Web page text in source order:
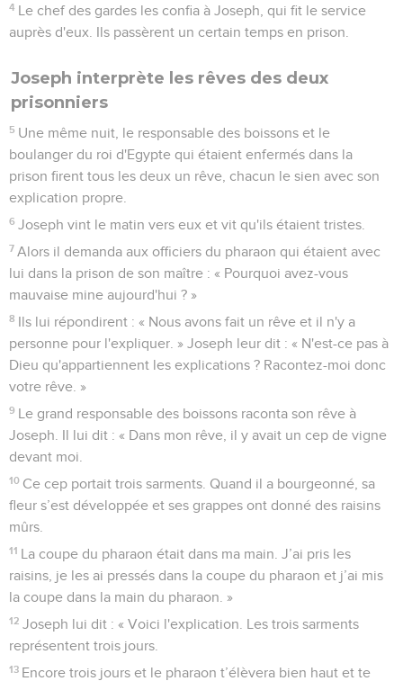
4 Le chef des gardes les confia à Joseph, qui fit le service
auprès d'eux. Ils passèrent un certain temps en prison.
Joseph interprète les rêves des deux
prisonniers
5 Une même nuit, le responsable des boissons et le
boulanger du roi d'Egypte qui étaient enfermés dans la
prison firent tous les deux un rêve, chacun le sien avec son
explication propre.
6 Joseph vint le matin vers eux et vit qu'ils étaient tristes.
7 Alors il demanda aux officiers du pharaon qui étaient avec
lui dans la prison de son maître : « Pourquoi avez-vous
mauvaise mine aujourd'hui ? »
8 Ils lui répondirent : « Nous avons fait un rêve et il n'y a
personne pour l'expliquer. » Joseph leur dit : « N'est-ce pas à
Dieu qu'appartiennent les explications ? Racontez-moi donc
votre rêve. »
9 Le grand responsable des boissons raconta son rêve à
Joseph. Il lui dit : « Dans mon rêve, il y avait un cep de vigne
devant moi.
10 Ce cep portait trois sarments. Quand il a bourgeonné, sa
fleur s’est développée et ses grappes ont donné des raisins
mûrs.
11 La coupe du pharaon était dans ma main. J’ai pris les
raisins, je les ai pressés dans la coupe du pharaon et j’ai mis
la coupe dans la main du pharaon. »
12 Joseph lui dit : « Voici l'explication. Les trois sarments
représentent trois jours.
13 Encore trois jours et le pharaon t’élèvera bien haut et te